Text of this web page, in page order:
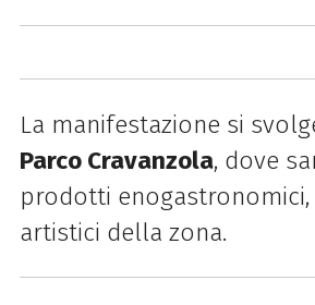
La manifestazione si
Parco Cravanzola, dove
prodotti enogastronomici,
artistici della zona.